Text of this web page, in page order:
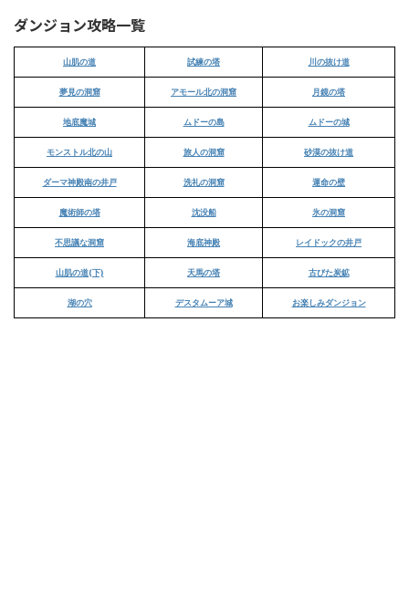
ダンジョン攻略一覧
山肌の道 試練の塔 川の抜け道
夢見の洞窟 アモール北の洞窟 月鏡の塔
地底魔城 ムドーの島 ムドーの城
モンストル北の山 旅人の洞窟 砂漠の抜け道
ダーマ神殿南の井戸 洗礼の洞窟 運命の壁
魔術師の塔 沈没船 氷の洞窟
不思議な洞窟 海底神殿 レイドックの井戸
山肌の道(下) 天馬の塔 古びた炭鉱
湖の穴 デスタムーア城 お楽しみダンジョン